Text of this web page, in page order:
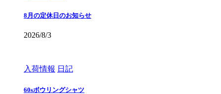
8月の定休日のお知らせ
2026/8/3
入荷情報 日記
60sボウリングシャツ